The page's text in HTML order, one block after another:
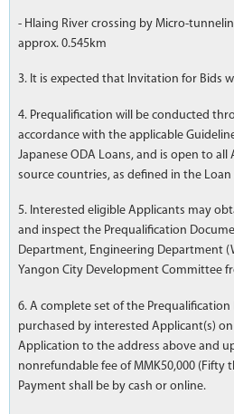
- Hlaing River crossing by Micro-
approx. 0.545km
3. It is expected that Invitation for Bids
4. Prequalification will be conducted
accordance with the applicable
Japanese ODA Loans, and is open to
source countries, as defined in the
5. Interested eligible Applicants may
and inspect the Prequalification
Department, Engineering Department
Yangon City Development Committee
6. A complete set of the
purchased by interested Applicant(s)
Application to the address above and
nonrefundable fee of MMK50,000 (Fifty
Payment shall be by cash or online.